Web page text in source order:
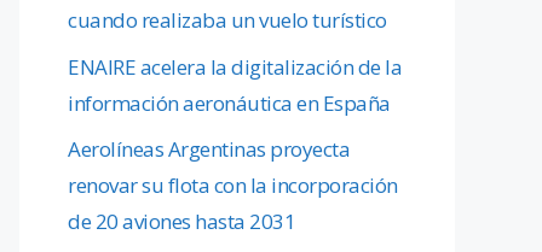
cuando realizaba un vuelo turístico
ENAIRE acelera la digitalización de la
información aeronáutica en España
Aerolíneas Argentinas proyecta
renovar su flota con la incorporación
de 20 aviones hasta 2031